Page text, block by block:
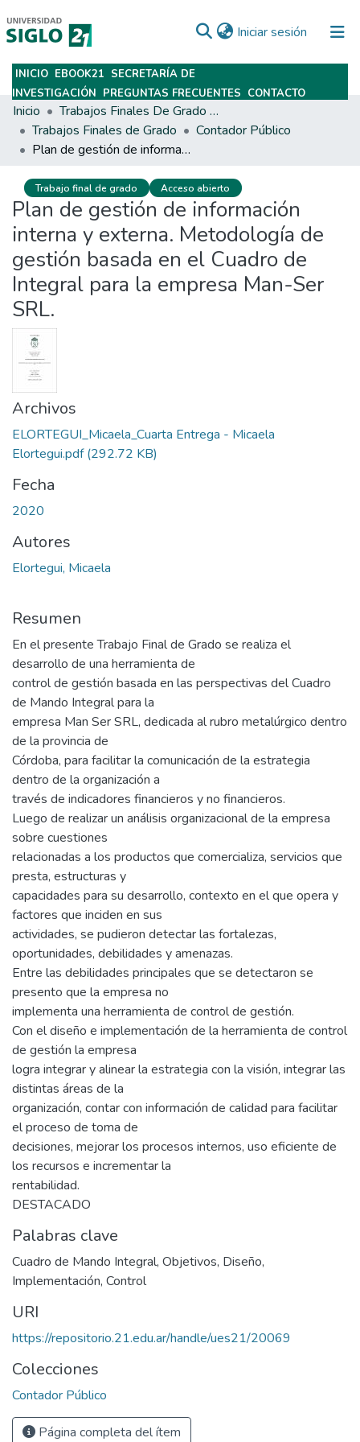
Iniciar sesión (current)
Subir
INICIO EBOOK21 SECRETARÍA DE
INVESTIGACIÓN PREGUNTAS FRECUENTES CONTACTO
Inicio
Trabajos Finales De Grado Y Posgrado
Trabajos Finales de Grado
Contador Público
Plan de gestión de información interna y externa. Metodología de gestión basada en el Cuadro de Integral para la empresa Man-Ser SRL.
Trabajo final de grado Acceso abierto
Plan de gestión de información
interna y externa. Metodología de
gestión basada en el Cuadro de
Integral para la empresa Man-Ser
SRL.
Archivos
ELORTEGUI_Micaela_Cuarta Entrega - Micaela
Elortegui.pdf(292.72 KB)
Fecha
2020
Autores
Elortegui, Micaela
Resumen
En el presente Trabajo Final de Grado se realiza el
desarrollo de una herramienta de
control de gestión basada en las perspectivas del Cuadro
de Mando Integral para la
empresa Man Ser SRL, dedicada al rubro metalúrgico dentro
de la provincia de
Córdoba, para facilitar la comunicación de la estrategia
dentro de la organización a
través de indicadores financieros y no financieros.
Luego de realizar un análisis organizacional de la empresa
sobre cuestiones
relacionadas a los productos que comercializa, servicios que
presta, estructuras y
capacidades para su desarrollo, contexto en el que opera y
factores que inciden en sus
actividades, se pudieron detectar las fortalezas,
oportunidades, debilidades y amenazas.
Entre las debilidades principales que se detectaron se
presento que la empresa no
implementa una herramienta de control de gestión.
Con el diseño e implementación de la herramienta de control
de gestión la empresa
logra integrar y alinear la estrategia con la visión, integrar las
distintas áreas de la
organización, contar con información de calidad para facilitar
el proceso de toma de
decisiones, mejorar los procesos internos, uso eficiente de
los recursos e incrementar la
rentabilidad.
DESTACADO
Palabras clave
Cuadro de Mando Integral, Objetivos, Diseño,
Implementación, Control
URI
https://repositorio.21.edu.ar/handle/ues21/20069
Colecciones
Contador Público
Página completa del ítem